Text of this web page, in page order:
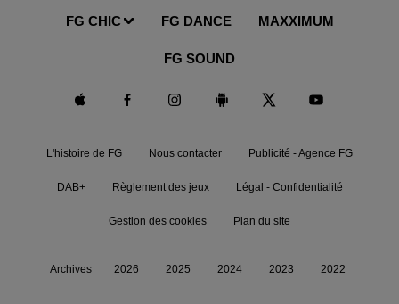
FG CHIC FG DANCE MAXXIMUM
FG SOUND
L'histoire de FG Nous contacter Publicité - Agence FG
DAB+ Règlement des jeux Légal - Confidentialité
Gestion des cookies Plan du site
Archives 2026 2025 2024 2023 2022